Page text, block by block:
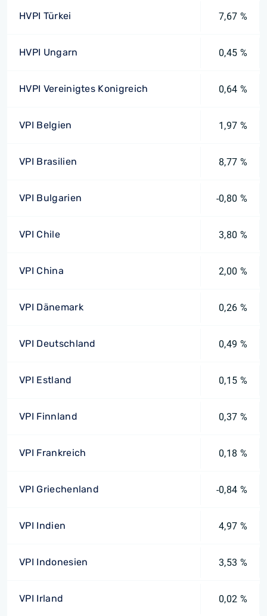
HVPI Türkei 7,67 %
HVPI Ungarn 0,45 %
HVPI Vereinigtes Konigreich 0,64 %
VPI Belgien 1,97 %
VPI Brasilien 8,77 %
VPI Bulgarien -0,80 %
VPI Chile 3,80 %
VPI China 2,00 %
VPI Dänemark 0,26 %
VPI Deutschland 0,49 %
VPI Estland 0,15 %
VPI Finnland 0,37 %
VPI Frankreich 0,18 %
VPI Griechenland -0,84 %
VPI Indien 4,97 %
VPI Indonesien 3,53 %
VPI Irland 0,02 %